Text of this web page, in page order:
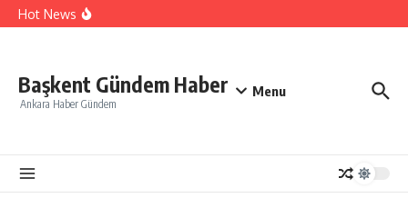
İçeriğe atla
Hot News
Bilecik’te Vali Sözer’den coğrafi işaretli Kamber Biberi
Başkent Gündem Haber
Ankara Haber Gündem
Menu